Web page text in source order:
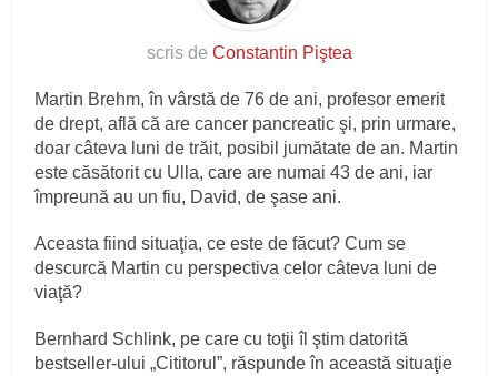
scris de Constantin Piştea
Martin Brehm, în vârstă de 76 de ani, profesor emerit
de drept, află că are cancer pancreatic şi, prin urmare,
doar câteva luni de trăit, posibil jumătate de an. Martin
este căsătorit cu Ulla, care are numai 43 de ani, iar
împreună au un fiu, David, de şase ani.
Aceasta fiind situaţia, ce este de făcut? Cum se
descurcă Martin cu perspectiva celor câteva luni de
viaţă?
Bernhard Schlink, pe care cu toţii îl ştim datorită
bestseller-ului „Cititorul”, răspunde în această situaţie